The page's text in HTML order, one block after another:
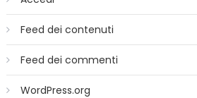
Feed dei contenuti
Feed dei commenti
WordPress.org